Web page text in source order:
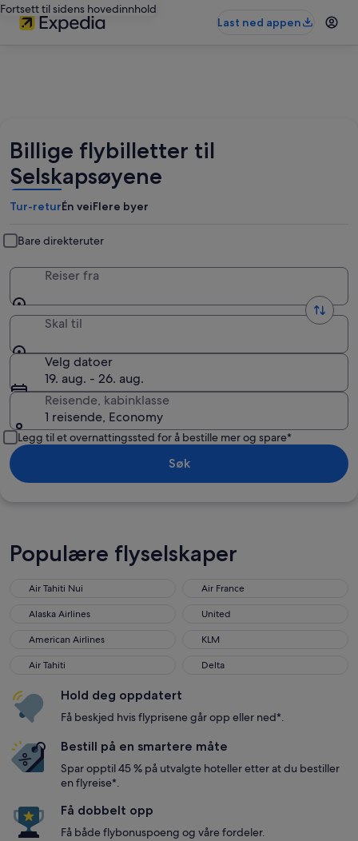
Fortsett til sidens hovedinnhold
Last ned appen
Billige flybilletter til
Selskapsøyene
Tur-returÉn veiFlere byer
Bare direkteruter
Reiser fra
Skal til
Velg datoer
19. aug. - 26. aug.
Reisende, kabinklasse
1 reisende, Economy
Legg til et overnattingssted for å bestille mer og spare*
Søk
Populære flyselskaper
Air Tahiti Nui
Air France
Alaska Airlines
United
American Airlines
KLM
Air Tahiti
Delta
Hold deg oppdatert
Få beskjed hvis flyprisene går opp eller ned*.
Bestill på en smartere måte
Spar opptil 45 % på utvalgte hoteller etter at du bestiller
en flyreise*.
Få dobbelt opp
Få både flybonuspoeng og våre fordeler.